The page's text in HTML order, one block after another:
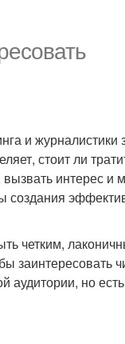
и
стоит ли
интерес и
четким,
заинтересовать
аудитории, но